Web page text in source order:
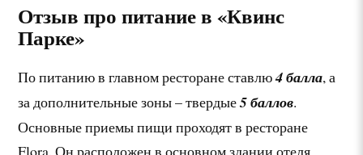
Отзыв про питание в «Квинс
Парке»
По питанию в главном ресторане ставлю4 балла, а
за дополнительные зоны – твердые5 баллов.
Основные приемы пищи проходят в ресторане